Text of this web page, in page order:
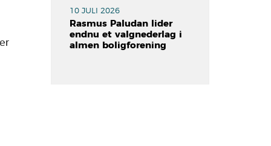
10 JULI 2026
Rasmus Paludan lider
endnu et valgnederlag i
almen boligforening